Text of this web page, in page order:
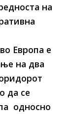
на
Европа е
на два
да се
односно